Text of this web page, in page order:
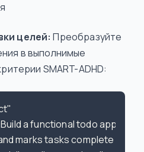
целей: Преобразуйте
в выполнимые
SMART-ADHD:
a functional todo app with
and marks tasks complete -